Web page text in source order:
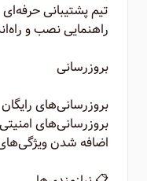
تیم پشتیبانی حرفه‌ای
راهنمایی نصب و
بروزرسانی
بروزرسانی‌های رایگان
بروزرسانی‌های امنیتی
اضافه شدن